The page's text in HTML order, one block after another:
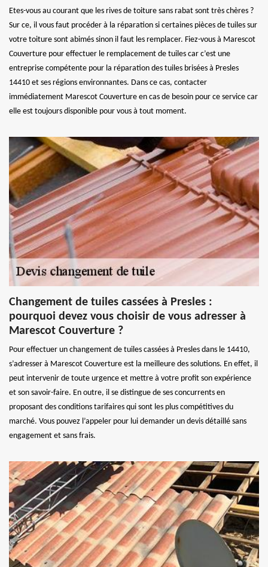
Etes-vous au courant que les rives de toiture sans rabat sont très chères ?
Sur ce, il vous faut procéder à la réparation si certaines pièces de tuiles sur
votre toiture sont abimés sinon il faut les remplacer. Fiez-vous à Marescot
Couverture pour effectuer le remplacement de tuiles car c’est une
entreprise compétente pour la réparation des tuiles brisées à Presles
14410 et ses régions environnantes. Dans ce cas, contacter
immédiatement Marescot Couverture en cas de besoin pour ce service car
elle est toujours disponible pour vous à tout moment.
Changement de tuiles cassées à Presles :
pourquoi devez vous choisir de vous adresser à
Marescot Couverture ?
Pour effectuer un changement de tuiles cassées à Presles dans le 14410,
s’adresser à Marescot Couverture est la meilleure des solutions. En effet, il
peut intervenir de toute urgence et mettre à votre profit son expérience
et son savoir-faire. En outre, il se distingue de ses concurrents en
proposant des conditions tarifaires qui sont les plus compétitives du
marché. Vous pouvez l’appeler pour lui demander un devis détaillé sans
engagement et sans frais.